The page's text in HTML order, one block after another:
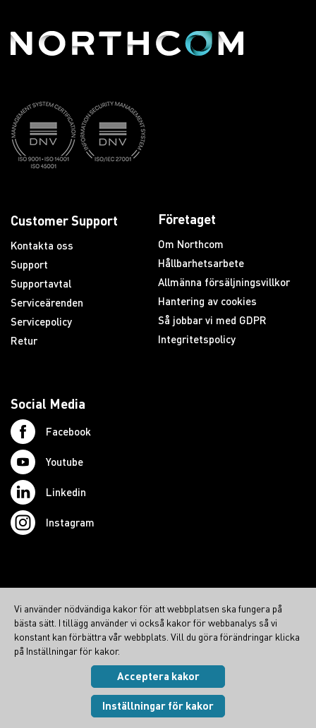
Customer Support
Kontakta oss
Support
Supportavtal
Serviceärenden
Servicepolicy
Retur
Företaget
Om Northcom
Hållbarhetsarbete
Allmänna försäljningsvillkor
Hantering av cookies
Så jobbar vi med GDPR
Integritetspolicy
Social Media
Facebook
Youtube
Linkedin
Instagram
northcom.no
northcom.dk
northcom.fi
Cookies
Visa inställningar
Vi använder nödvändiga kakor för att webbplatsen ska fungera på
bästa sätt. I tillägg använder vi också kakor för webbanalys så vi
konstant kan förbättra vår webbplats. Vill du göra förändringar klicka
på Inställningar för kakor.
Acceptera kakor
Inställningar för kakor